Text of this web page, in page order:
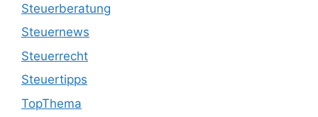
Steuerberatung
Steuernews
Steuerrecht
Steuertipps
TopThema